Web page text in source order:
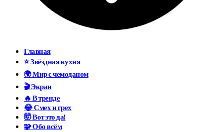
Главная
⭐ Звёздная кухня
🌍 Мир с чемоданом
🎬 Экран
🔥 В тренде
😂 Смех и грех
🤯 Вот это да!
🧩 Обо всём